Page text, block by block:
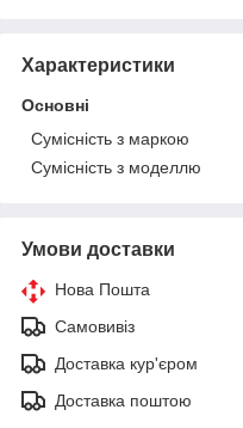
Характеристики
Основні
Сумісність з маркою
Сумісність з моделлю
Умови доставки
Нова Пошта
Самовивіз
Доставка кур'єром
Доставка поштою